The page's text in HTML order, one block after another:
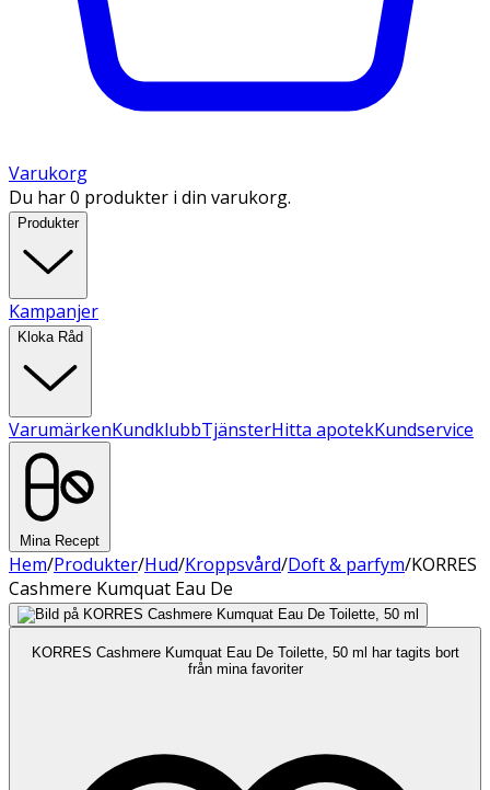
Varukorg
Du har 0 produkter i din varukorg.
Produkter
Kampanjer
Kloka Råd
VarumärkenKundklubbTjänsterHitta apotekKundservice
Mina Recept
Hem/Produkter/Hud/Kroppsvård/Doft & parfym/KORRES
Cashmere Kumquat Eau De
KORRES Cashmere Kumquat Eau De Toilette, 50 ml har tagits bort
från mina favoriter